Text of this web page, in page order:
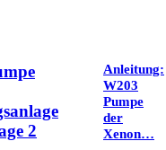
Anleitung:
W203
Pumpe
der
Xenon…